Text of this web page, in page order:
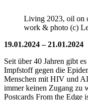
Living 2023, oil on
work & photo (c)
19.01.2024 – 21.01.2024
Seit über 40 Jahren gibt
Impfstoff gegen die
Menschen mit HIV und
immer keinen Zugang zu
Postcards From the Edge